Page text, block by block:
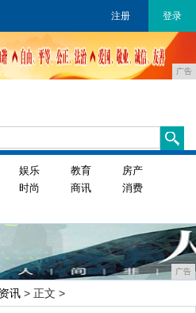
注册 登录
广告
娱乐 教育
房产
时尚 商讯
消费
广告
资讯 > 正文 >